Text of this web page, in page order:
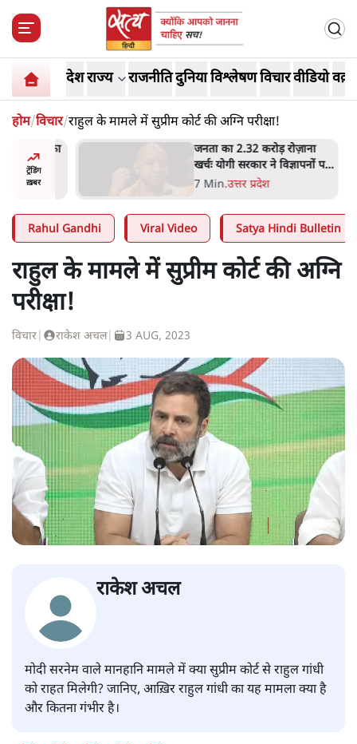
देशराज्य राजनीतिदुनियाविश्लेषणविचारवीडियो
होम/विचार/राहुल के मामले में सुप्रीम कोर्ट की अग्नि परीक्षा!
ट्रेंडिंग
ख़बर
का
हैं'
जनता का 2.32 करोड़ रोज़ाना
खर्चः योगी सरकार ने विज्ञापनों पर
उड़ाने में मोदी 3.0 को भी पीछे
छोड़ा
7 Min.उत्तर प्रदेश
Rahul Gandhi Viral Video Satya Hindi Bulletin
राहुल के मामले में सुप्रीम कोर्ट की अग्नि
परीक्षा!
विचार राकेश अचल| 3 AUG, 2023
राकेश अचल
मोदी सरनेम वाले मानहानि मामले में क्या सुप्रीम कोर्ट से राहुल गांधी
को राहत मिलेगी? जानिए, आख़िर राहुल गांधी का यह मामला क्या है
और कितना गंभीर है।